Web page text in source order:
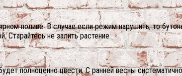
поливе. В случае если режим нарушить, то
Старайтесь не залить растение.
полноценно цвести. С ранней весны